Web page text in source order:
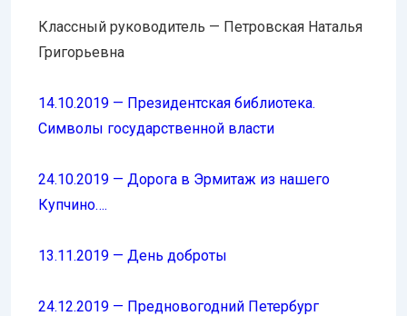
Классный руководитель — Петровская Наталья
Григорьевна
14.10.2019 — Президентская библиотека.
Символы государственной власти
24.10.2019 — Дорога в Эрмитаж из нашего
Купчино….
13.11.2019 — День доброты
24.12.2019 — Предновогодний Петербург